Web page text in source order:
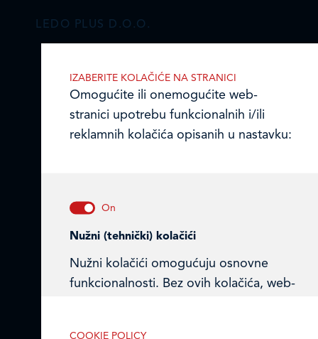
LEDO PLUS D.O.O.
10000 Zagreb, Hrvatska
TEL: +385 (0)1 2385 555
ledo@ledo.hr
Prodajni centri
Ledo u inozemstvu
Obavijest o Privatnosti i Kolačići
COOKIE POLICY
IZABERITE KOLAČIĆE NA STRANICI
Omogućite ili onemogućite web-
stranici upotrebu funkcionalnih i/ili
reklamnih kolačića opisanih u nastavku:
Nužni (tehnički) kolačići
Nužni kolačići omogućuju osnovne
funkcionalnosti. Bez ovih kolačića, web-